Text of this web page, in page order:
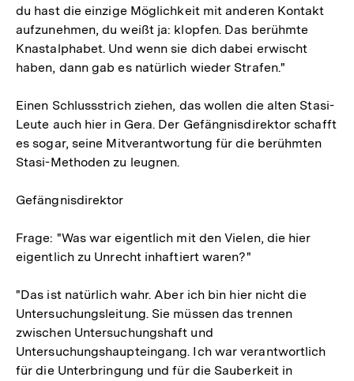
du hast die einzige Möglichkeit mit anderen Kontakt
aufzunehmen, du weißt ja: klopfen. Das berühmte
Knastalphabet. Und wenn sie dich dabei erwischt
haben, dann gab es natürlich wieder Strafen."
Einen Schlussstrich ziehen, das wollen die alten Stasi-
Leute auch hier in Gera. Der Gefängnisdirektor schafft
es sogar, seine Mitverantwortung für die berühmten
Stasi-Methoden zu leugnen.
Gefängnisdirektor
Frage: "Was war eigentlich mit den Vielen, die hier
eigentlich zu Unrecht inhaftiert waren?"
"Das ist natürlich wahr. Aber ich bin hier nicht die
Untersuchungsleitung. Sie müssen das trennen
zwischen Untersuchungshaft und
Untersuchungshaupteingang. Ich war verantwortlich
für die Unterbringung und für die Sauberkeit in